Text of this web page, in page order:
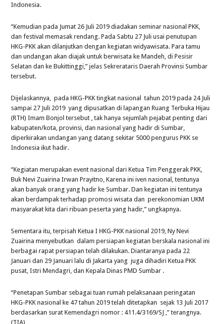
Indonesia.
“Kemudian pada Jumat 26 Juli 2019 diadakan seminar nasional PKK,
dan festival memasak rendang. Pada Sabtu 27 Juli usai penutupan
HKG-PKK akan dilanjutkan dengan kegiatan widyawisata. Para tamu
dan undangan akan diajak untuk berwisata ke Mandeh, di Pesisir
Selatan dan ke Bukittinggi,” jelas Sekrerataris Daerah Provinsi Sumbar
tersebut.
Dijelaskannya, pada HKG-PKK tingkat nasional tahun 2019 pada 24 Juli
sampai 27 Juli 2019 yang dipusatkan di lapangan Ruang Terbuka Hijau
(RTH) Imam Bonjol tersebut , tak hanya sejumlah pejabat penting dari
kabupaten/kota, provinsi, dan nasional yang hadir di Sumbar,
diperkirakan undangan yang datang sekitar 5000 pengurus PKK se
Indonesia ikut hadir.
“Kegiatan merupakan event nasional dari Ketua Tim Penggerak PKK,
Buk Nevi Zuairina Irwan Prayitno, Karena ini iven nasional, tentunya
akan banyak orang yang hadir ke Sumbar. Dan kegiatan ini tentunya
akan berdampak terhadap promosi wisata dan perekonomian UKM
masyarakat kita dari ribuan peserta yang hadir,” ungkapnya.
Sementara itu, terpisah Ketua I HKG-PKK nasional 2019, Ny Nevi
Zuairina menyebutkan dalam persiapan kegiatan berskala nasional ini
berbagai rapat persiapan telah dilakukan. Diantaranya pada 22
Januari dan 29 Januari lalu di Jakarta yang juga dihadiri Ketua PKK
pusat, Istri Mendagri, dan Kepala Dinas PMD Sumbar .
“Penetapan Sumbar sebagai tuan rumah pelaksanaan peringatan
HKG-PKK nasional ke 47 tahun 2019 telah ditetapkan sejak 13 Juli 2017
berdasarkan surat Kemendagri nomor : 411.4/3169/SJ ,” terangnya.
(TIA)